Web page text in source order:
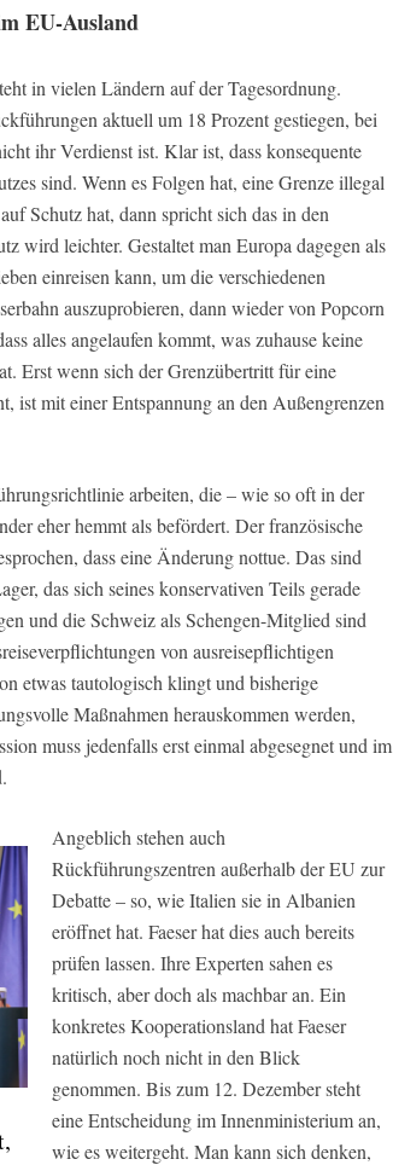
EU-Ausland
in vielen Ländern auf der Tagesordnung.
aktuell um 18 Prozent gestiegen, bei
ihr Verdienst ist. Klar ist, dass konsequente
sind. Wenn es Folgen hat, eine Grenze illegal
Schutz hat, dann spricht sich das in den
wird leichter. Gestaltet man Europa dagegen als
einreisen kann, um die verschiedenen
auszuprobieren, dann wieder von Popcorn
alles angelaufen kommt, was zuhause keine
Erst wenn sich der Grenzübertritt für eine
ist mit einer Entspannung an den Außengrenzen
arbeiten, die – wie so oft in der
eher hemmt als befördert. Der französische
dass eine Änderung nottue. Das sind
das sich seines konservativen Teils gerade
und die Schweiz als Schengen-Mitglied sind
von ausreisepflichtigen
etwas tautologisch klingt und bisherige
Maßnahmen herauskommen werden,
muss jedenfalls erst einmal abgesegnet und im
Angeblich stehen auch
Rückführungszentren außerhalb der EU zur
Debatte – so, wie Italien sie in Albanien
eröffnet hat. Faeser hat dies auch bereits
prüfen lassen. Ihre Experten sahen es
kritisch, aber doch als machbar an. Ein
konkretes Kooperationsland hat Faeser
natürlich noch nicht in den Blick
genommen. Bis zum 12. Dezember steht
eine Entscheidung im Innenministerium an,
wie es weitergeht. Man kann sich denken,